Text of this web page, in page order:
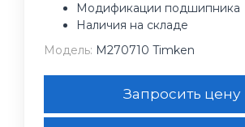
Модификации подшипника
Наличия на складе
Модель: M270710 Timken
Запросить цену